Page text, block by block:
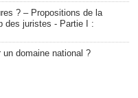
? – Propositions de la
des juristes - Partie I :
un domaine national ?